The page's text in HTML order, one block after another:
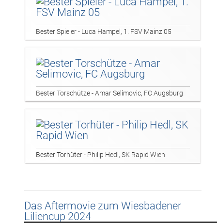
Bester Spieler - Luca Hampel, 1. FSV Mainz 05
Bester Torschütze - Amar Selimovic, FC Augsburg
Bester Torhüter - Philip Hedl, SK Rapid Wien
Das Aftermovie zum Wiesbadener
Liliencup 2024